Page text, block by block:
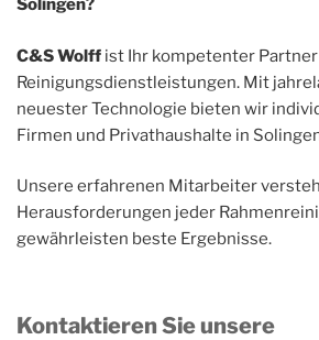
Solingen?
C&S Wolff ist Ihr kompetenter
Reinigungsdienstleistungen. Mit
neuester Technologie bieten wir
Firmen und Privathaushalte in
Unsere erfahrenen Mitarbeiter
Herausforderungen jeder
gewährleisten beste Ergebnisse.
Kontaktieren Sie unsere